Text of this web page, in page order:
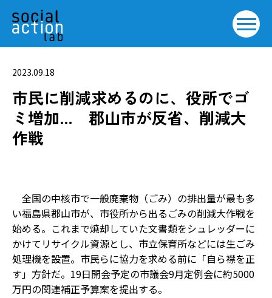
2023.09.18
市民に削減求めるのに、役所でゴ
ミ増加… 郡山市が反省、削減大
作戦
全国の中核市で一般廃棄物（ごみ）の排出量が最も多
い福島県郡山市が、市役所から出るごみの削減大作戦を
始める。これまで焼却していた文書類をシュレッダーに
かけてリサイクル資源とし、市立保育所などには生ごみ
処理機を設置。市民らに協力を求める前に「自ら襟を正
す」方針だ。19日開会予定の市議会9月定例会に約5000
万円の関連補正予算案を提出する。